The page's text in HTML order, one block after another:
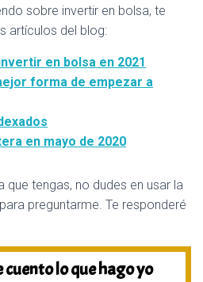
sobre invertir en bolsa, te
artículos del blog:
en bolsa en 2021
forma de empezar a
en mayo de 2020
que tengas, no dudes en usar la
preguntarme. Te responderé
lo que hago yo